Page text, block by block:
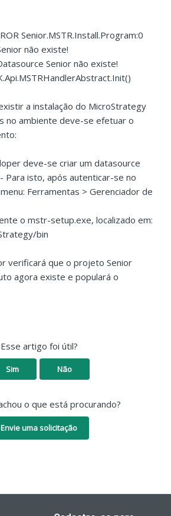
Senior.MSTR.Install.Program:0
não existe!
Senior não existe!
a instalação do MicroStrategy
no ambiente deve-se efetuar o
deve-se criar um datasource
Para isto, após autenticar-se no
Ferramentas > Gerenciador de
o mstr-setup.exe, localizado em:
bin
verificará que o projeto Senior
agora existe e populará o
Esse artigo foi útil?
Sim Não
o que está procurando?
Envie uma solicitação